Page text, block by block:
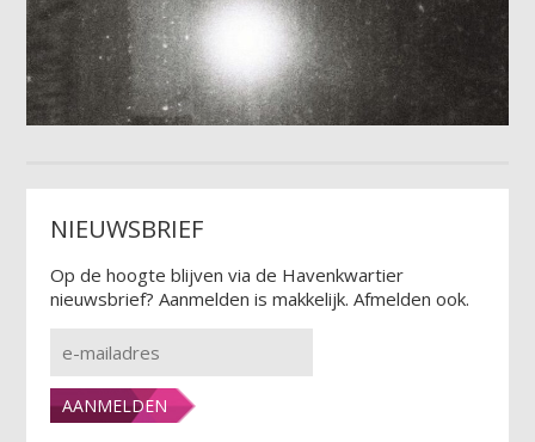
NIEUWSBRIEF
Op de hoogte blijven via de Havenkwartier
nieuwsbrief? Aanmelden is makkelijk. Afmelden ook.